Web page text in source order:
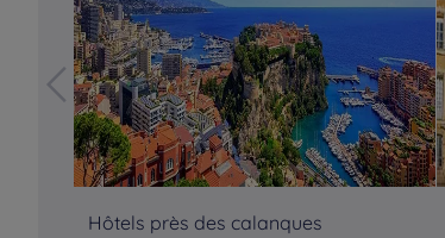
Hôtels près des calanques